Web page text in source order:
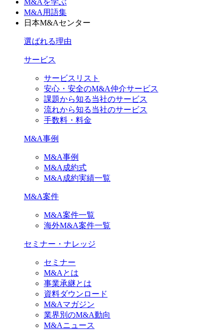
M&A用語集
日本M&Aセンター
選ばれる理由
サービス
サービスリスト
安心・安全のM&A仲介サービス
課題から知る当社のサービス
流れから知る当社のサービス
手数料・料金
M&A事例
M&A事例
M&A成約式
M&A成約実績一覧
M&A案件
M&A案件一覧
海外M&A案件一覧
セミナー・ナレッジ
セミナー
M&Aとは
事業承継とは
資料ダウンロード
M&Aマガジン
業界別のM&A動向
M&Aニュース